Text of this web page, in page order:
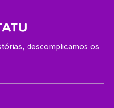
descomplicamos os